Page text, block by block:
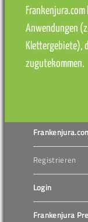
Anwendungen
Klettergebiete),
zugutekommen.
Registrieren
Login
Frankenjura